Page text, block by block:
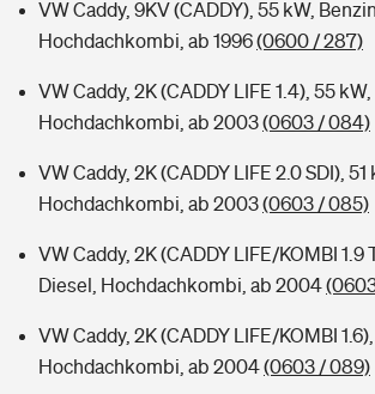
Sie haben Fragen?
VW Caddy, 9KV (CADDY), 55 kW, Benzin,
Hochdachkombi, ab 1996(0600 / 287)
VW Caddy, 2K (CADDY LIFE 1.4), 55 kW,
Hochdachkombi, ab 2003(0603 / 084)
VW Caddy, 2K (CADDY LIFE 2.0 SDI), 51
Hochdachkombi, ab 2003(0603 / 085)
VW Caddy, 2K (CADDY LIFE/KOMBI 1.9
Diesel, Hochdachkombi, ab 2004
VW Caddy, 2K (CADDY LIFE/KOMBI
Hochdachkombi, ab 2004(0603 / 089)